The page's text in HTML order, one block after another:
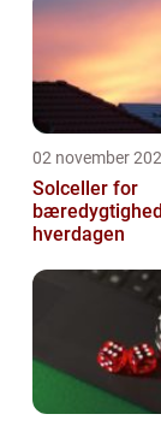
02 november
Solceller for
hverdagen